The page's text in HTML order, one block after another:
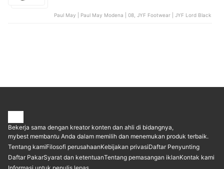
Paul May | Paul May Modena | 08, JYF Footwear | JYF Lord Black
Bekerja sama dengan kreator konten dan ahli di bidangnya,
mybest membantu Anda dalam memilih dan menemukan produk terbaik.
Tentang kamiFilosofi perusahaanKebijakan privasiDaftar Penyunting
Daftar PakarSyarat dan ketentuanTentang pemasangan iklanKontak kami